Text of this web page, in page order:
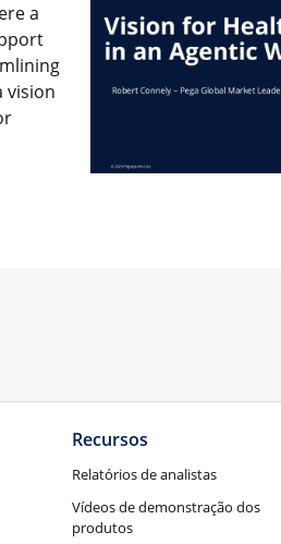
a
vision
Recursos
Relatórios de analistas
Vídeos de demonstração dos
produtos